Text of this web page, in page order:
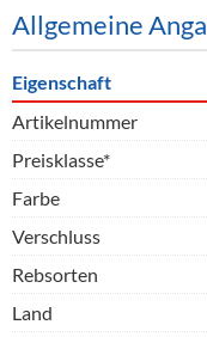
Allgemeine
Eigenschaft
Artikelnummer
Preisklasse*
Farbe
Verschluss
Rebsorten
Land